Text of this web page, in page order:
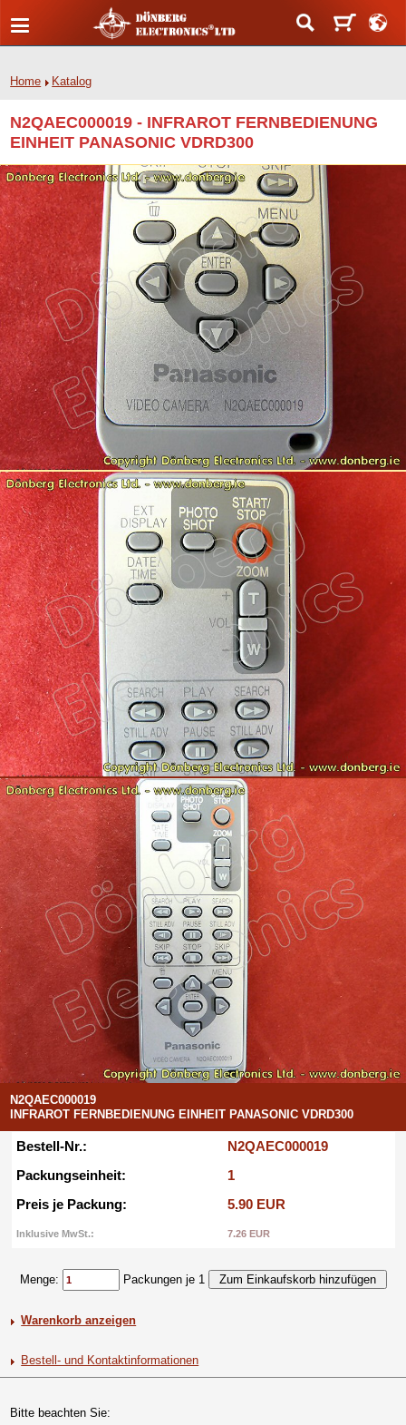
Home Katalog
N2QAEC000019 - INFRAROT FERNBEDIENUNG
EINHEIT PANASONIC VDRD300
N2QAEC000019
INFRAROT FERNBEDIENUNG EINHEIT PANASONIC VDRD300
Bestell-Nr.:
N2QAEC000019
Packungseinheit:
1
Preis je Packung:
5.90 EUR
Inklusive MwSt.: 7.26 EUR
Menge: Packungen je 1
Warenkorb anzeigen
Bestell- und Kontaktinformationen
Bitte beachten Sie: